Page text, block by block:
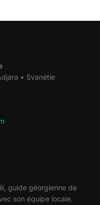
• Svanétie
guide géorgienne de
son équipe locale.